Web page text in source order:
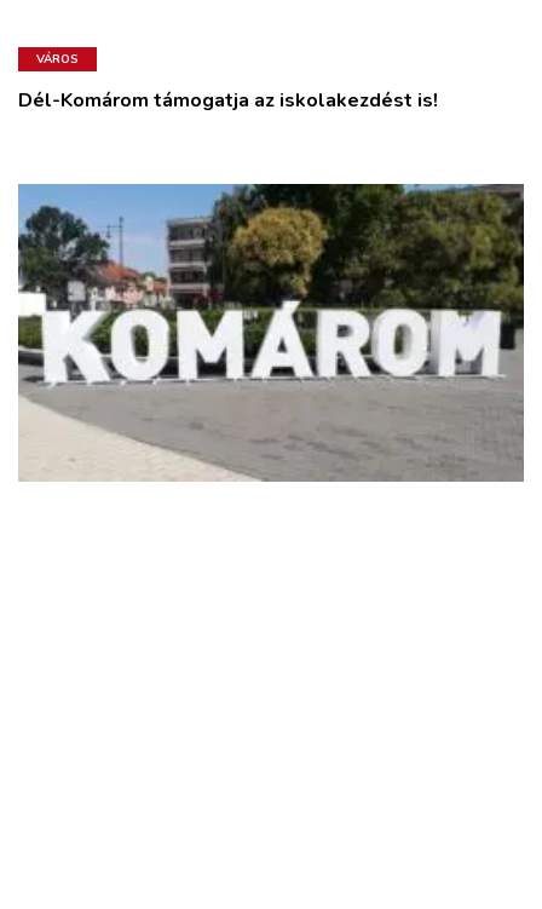
VÁROS
Dél-Komárom támogatja az iskolakezdést is!